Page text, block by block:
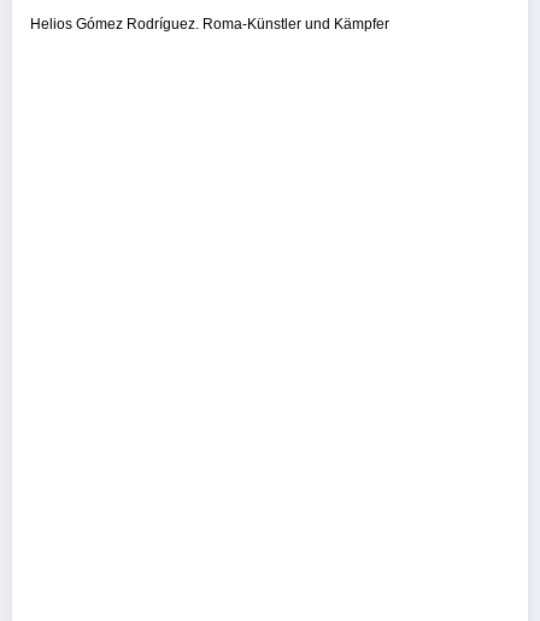
Helios Gómez Rodríguez. Roma-Künstler und Kämpfer